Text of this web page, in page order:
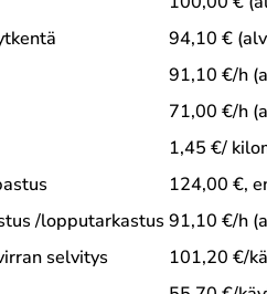
94,10 €
91,10 €/h
71,00 €/h
1,45 €/
124,00 €,
/lopputarkastus 91,10 €/h
selvitys
101,20 €/